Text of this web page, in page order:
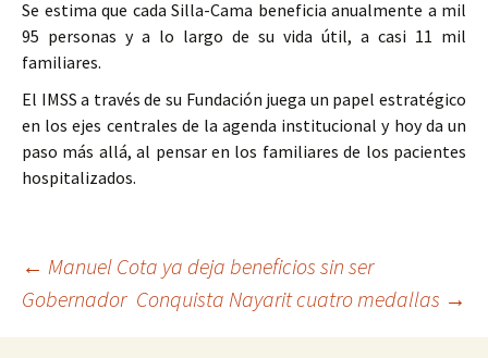
Se estima que cada Silla-Cama beneficia anualmente a mil
95 personas y a lo largo de su vida útil, a casi 11 mil
familiares.
El IMSS a través de su Fundación juega un papel estratégico
en los ejes centrales de la agenda institucional y hoy da un
paso más allá, al pensar en los familiares de los pacientes
hospitalizados.
← Manuel Cota ya deja beneficios sin ser
Gobernador Conquista Nayarit cuatro medallas →